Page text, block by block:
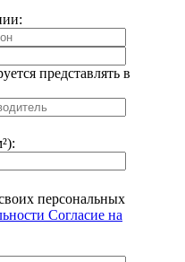
представлять в
персональных
Согласие на